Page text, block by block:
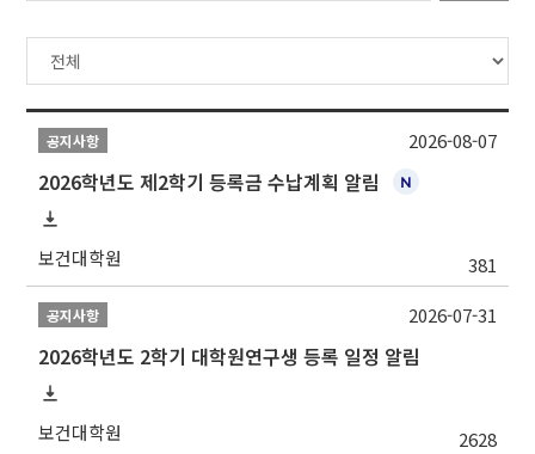
공지사항
2026학년도 제2학기 등록금 수납계획 알림
보건대학원 381
2026-08-07
공지사항
2026학년도 2학기 대학원연구생 등록 일정 알림
보건대학원 2628
2026-07-31